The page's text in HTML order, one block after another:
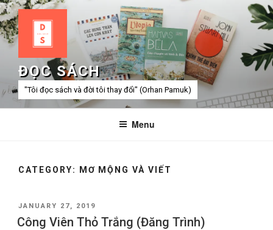
Skip
to
content
ĐỌC SÁCH
"Tôi đọc sách và đời tôi thay đổi" (Orhan Pamuk)
Menu
CATEGORY: MƠ MỘNG VÀ VIẾT
POSTED
ON
JANUARY 27, 2019
Công Viên Thỏ Trắng (Đăng Trình)